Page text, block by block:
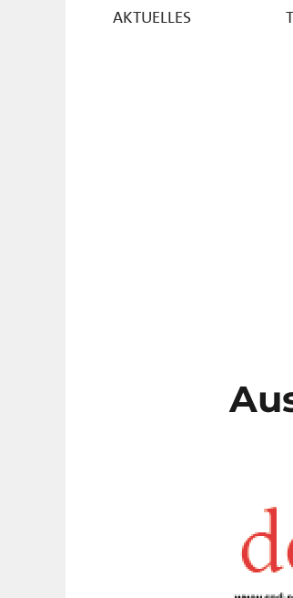
AKTUELLES